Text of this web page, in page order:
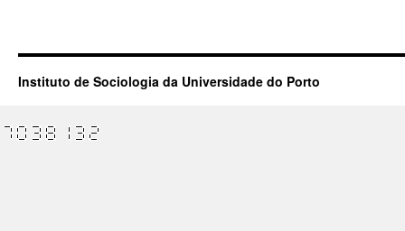
Instituto de Sociologia da Universidade do Porto